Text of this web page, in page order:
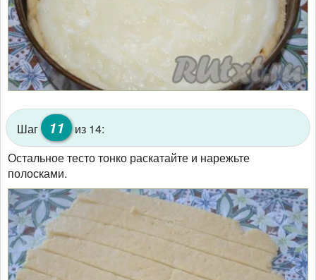
Шаг 11 из 14:
Остальное тесто тонко раскатайте и нарежьте
полосками.